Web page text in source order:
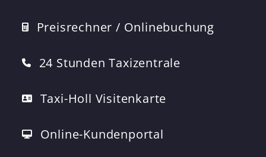
Preisrechner / Onlinebuchung
24 Stunden Taxizentrale
Taxi-Holl Visitenkarte
Online-Kundenportal